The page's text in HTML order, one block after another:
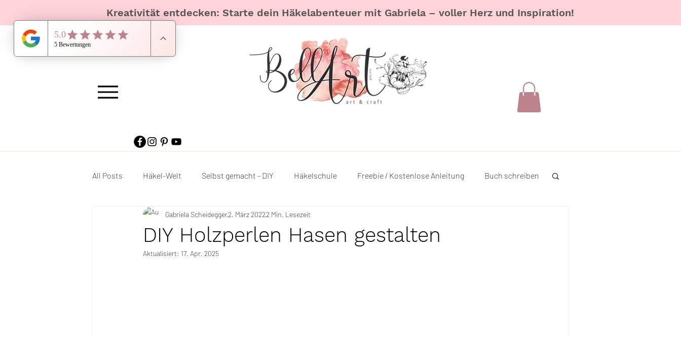
Kreativität entdecken: Starte dein Häkelabenteuer mit Gabriela – voller Herz und Inspiration!
All Posts Häkel-Welt Selbst gemacht - DIY Häkelschule Freebie / Kostenlose Anleitung Buch schreiben
Häkel Material & Bücher Amigurumi Garn
DIY Holzperlen Hasen gestalten
Gabriela Scheidegger2. März 20222 Min. Lesezeit
Aktualisiert: 17. Apr. 2025